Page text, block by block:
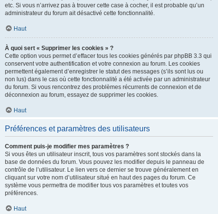
etc. Si vous n’arrivez pas à trouver cette case à cocher, il est probable qu’un
administrateur du forum ait désactivé cette fonctionnalité.
Haut
À quoi sert « Supprimer les cookies » ?
Cette option vous permet d’effacer tous les cookies générés par phpBB 3.3 qui
conservent votre authentification et votre connexion au forum. Les cookies
permettent également d’enregistrer le statut des messages (s’ils sont lus ou
non lus) dans le cas où cette fonctionnalité a été activée par un administrateur
du forum. Si vous rencontrez des problèmes récurrents de connexion et de
déconnexion au forum, essayez de supprimer les cookies.
Haut
Préférences et paramètres des utilisateurs
Comment puis-je modifier mes paramètres ?
Si vous êtes un utilisateur inscrit, tous vos paramètres sont stockés dans la
base de données du forum. Vous pouvez les modifier depuis le panneau de
contrôle de l’utilisateur. Le lien vers ce dernier se trouve généralement en
cliquant sur votre nom d’utilisateur situé en haut des pages du forum. Ce
système vous permettra de modifier tous vos paramètres et toutes vos
préférences.
Haut